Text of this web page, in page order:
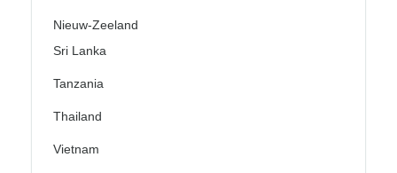
Nieuw-Zeeland
Sri Lanka
Tanzania
Thailand
Vietnam